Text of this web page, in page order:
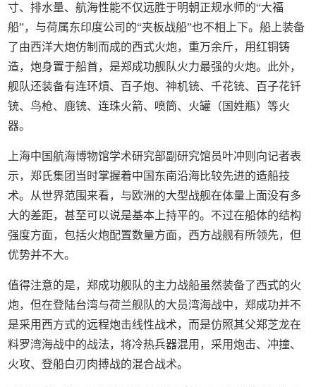
寸、排水量、航海性能不仅远胜于明朝正规水师的“大福
船”，与荷属东印度公司的“夹板战船”也不相上下。船上装备
了由西洋大炮仿制而成的西式火炮，重万余斤，用红铜铸
造，炮身置于船首，是郑成功舰队火力最强的火炮。此外，
舰队还装备有连环熕、百子炮、神机铳、千花铳、百子花钎
铳、鸟枪、鹿铳、连珠火箭、喷筒、火罐（国姓瓶）等火
器。
上海中国航海博物馆学术研究部副研究馆员叶冲则向记者表
示，郑氏集团当时掌握着中国东南沿海比较先进的造船技
术。从世界范围来看，与欧洲的大型战舰在体量上面没有多
大的差距，甚至可以说是基本上持平的。不过在船体的结构
强度方面，包括火炮配置数量方面，西方战舰有所领先，但
优势并不大。
值得注意的是，郑成功舰队的主力战船虽然装备了西式的火
炮，但在登陆台湾与荷兰舰队的大员湾海战中，郑成功并不
是采用西方式的远程炮击线性战术，而是仿照其父郑芝龙在
料罗湾海战中的战法，将冷热兵器混用，采用炮击、冲撞、
火攻、登船白刃肉搏战的混合战术。